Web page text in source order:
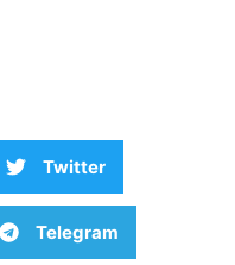
Twitter
Telegram